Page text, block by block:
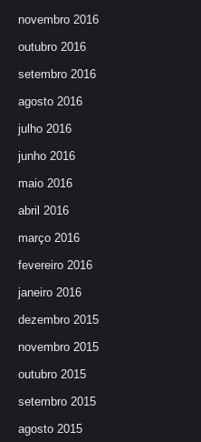
novembro 2016
outubro 2016
setembro 2016
agosto 2016
julho 2016
junho 2016
maio 2016
abril 2016
março 2016
fevereiro 2016
janeiro 2016
dezembro 2015
novembro 2015
outubro 2015
setembro 2015
agosto 2015